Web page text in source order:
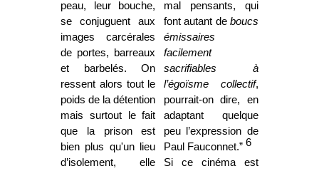
peau, leur bouche,
se conjuguent aux
images carcérales
de portes, barreaux
et barbelés. On
ressent alors tout le
poids de la détention
mais surtout le fait
que la prison est
bien plus qu'un lieu
d’isolement, elle
mal pensants, qui
font autant de boucs
émissaires
facilement
sacrifiables à
l’égoïsme collectif,
pourrait-on dire, en
adaptant quelque
peu l’expression de
Paul Fauconnet.” 6
Si ce cinéma est